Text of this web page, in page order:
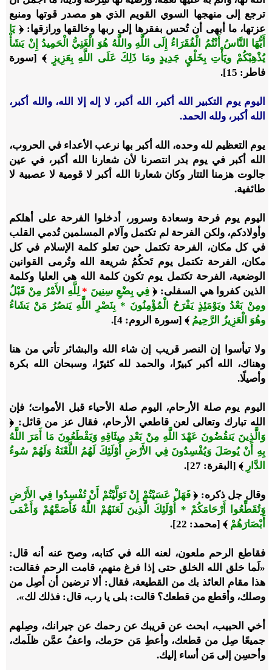
ترجع إلى منهجها السوي القويم الذي هو مصدر قوتها ومنبع
عزتها، ما أبهى أن تُحس بفقرها إلى ربها وخالقها ورازقها:﴿يَا
أَيُّهَا النَّاسُ أَنْتُمُ الْفُقَرَاءُ إِلَى اللَّهِ واللَّهُ هُوَ الْغَنِيُّ الْحَمِيدُ إِنْ يَشَأْ
يُذْهِبْكُمْ ويَأْتِ بِخَلْقٍ جَدِيدٍ ومَا ذَلِكَ عَلَى اللَّهِ بِعَزِيزٍ
﴾ [سورة
فاطر: 15]
.
اليوم يوم التكبير الله أكبر، الله أكبر، لا إله إلا الله، والله أكبر،
الله أكبر، ولله الحمد.
يوم التعظيم لله وحده، الله أكبر بها نرعب الأعداء في الحروب،
الله أكبر في يوم بدر انتصرنا لأن شعارنا الله أكبر، في عين
جالوت هزمنا التتار وكان شعارنا الله أكبر لا قومية لا عصبية لا
طائفية.
اليوم يوم فرحة وسعادة وسرور، أدخلوا الفرحة على أهلكم
وأولادكم، ولكن الفرحة لم تكتمل وآلام المسلمين تُدمي القلب
في كل مكان، الفرحة تكتمل حين تعلو كلمة الإسلام في كل
مكان، الفرحة تكتمل يوم تَحكُمُ شريعة الله وتُرمى القوانين
الوضعية، الفرحة تكتمل يوم تكون كلمة الله هي العليا وكلمة
الذين كفروا هي السفلى: ﴿ فِي بِضْعِ سِنِينَ *لِلَّهِ الأَمْرُ مِنْ قَبْلُ
ومِنْ بَعْدُ ويَوْمَئِذٍ يَفْرَحُ الْمُؤْمِنُونَ * بِنَصْرِ اللَّهِ يَنصُرُ مَنْ يَشَاءُ
وهُوَ الْعَزِيزُ الرَّحِيمُ ﴾ [سورة الروم: 4] .
ولا تيأسوا إن النصر قريب إن شاء الله والبشائر تأتي من هنا
وهناك، الله أكبر كبيرًا، والحمد لله كثيرًا، وسبحان الله بكرة
وأصيلًا.
اليوم يوم صلة الأرحام، اليوم صلة الأحياء قبل الأموات؛ فإن
الله تبارك وتعالى لعن قاطعي الأرحام، فقال عز من قائل: ﴿
وَالَّذِينَ يَنقُضُونَ عَهْدَ اللَّهِ مِنْ بَعْدِ مِيثَاقِهِ وَيَقْطَعُونَ مَا أَمَرَ اللَّهُ
بِهِ أَنْ يُوصَلَ وَيُفْسِدُونَ فِي الأَرْضِ أُوْلَئِكَ لَهُمُ اللَّعْنَةُ وَلَهُمْ سُوءُ
الدَّارِ ﴾ [البقرة: 27] .
وقال جل ذكره: ﴿فَهَلْ عَسَيْتُمْ إِنْ تَوَلَّيْتُمْ أَنْ تُفْسِدُوا فِي الأَرْضِ
وَتُقَطِّعُوا أَرْحَامَكُمْ * أُوْلَئِكَ الَّذِينَ لَعَنَهُمْ اللَّهُ فَأَصَمَّهُمْ وَأَعْمَى
أَبْصَارَهُمْ ﴾ [محمد: 22] .
فقاطع الرحم ملعون، لعنه الله في كتابه، وصح عنه أنه قال:
«لَما خلق الله الخلق حتى إذا فرغ منهم، قامت الرحم فقالت:
هذا مقام العائذ بك من القطيعة، فقال: ألا ترضين أن أصِل من
وصلك، وأقطع من قطعك؟ قالت: بلى يا رب، قال: فذلك لك».
أخي الحبيب، ابحث عن قريبك عن رحمك عن جيرانك، وصِلهم
جميعًا صِل من قطعك، وأعطِ مَن حرَمك، واعفُ عمَّن ظلَمك،
وأحسِن إلى مَن أساء إليك.